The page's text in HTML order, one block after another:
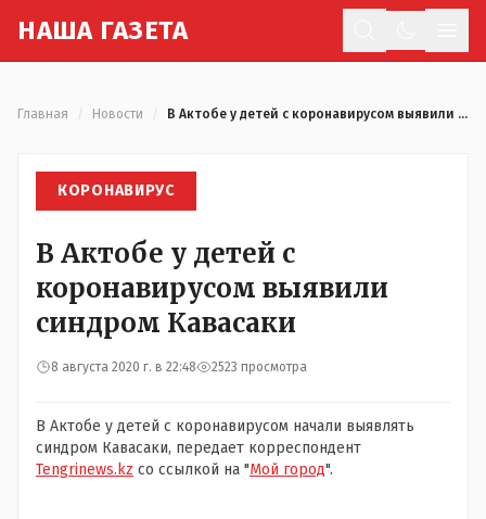
НАША ГАЗЕТА
Главная Новости В Актобе у детей с коронавирусом выявили синдром Кавасаки
КОРОНАВИРУС
В Актобе у детей с
коронавирусом выявили
синдром Кавасаки
8 августа 2020 г. в 22:48 2523 просмотра
В Актобе у детей с коронавирусом начали выявлять
синдром Кавасаки, передает корреспондент
Tengrinews.kz со ссылкой на "Мой город".